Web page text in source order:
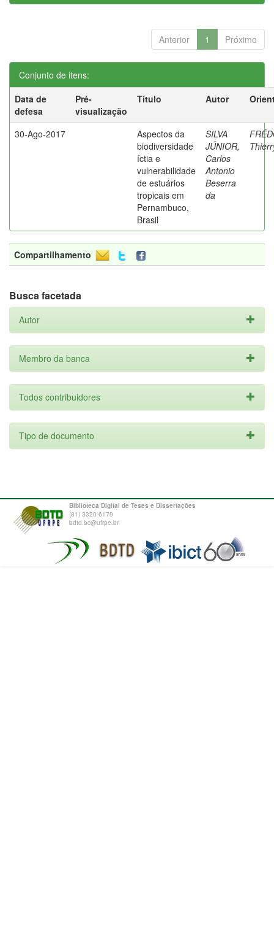
Anterior 1 Próximo
Conjunto de itens:
Data de
defesa
Pré-
visualização
Título Autor
30-Ago-2017
Aspectos da
biodiversidade
íctia e
vulnerabilidade
de estuários
tropicais em
Pernambuco,
Brasil
SILVA
JÚNIOR,
Carlos
Antonio
Beserra
da
Compartilhamento
Busca facetada
Autor
Membro da banca
Todos contribuidores
Tipo de documento
Biblioteca Digital de Teses e Dissertações
(81) 3320-6179
bdtd.bc@ufrpe.br